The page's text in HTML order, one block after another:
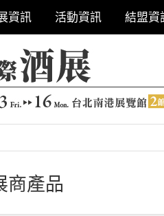
資訊 活動資訊 結盟資
商產品